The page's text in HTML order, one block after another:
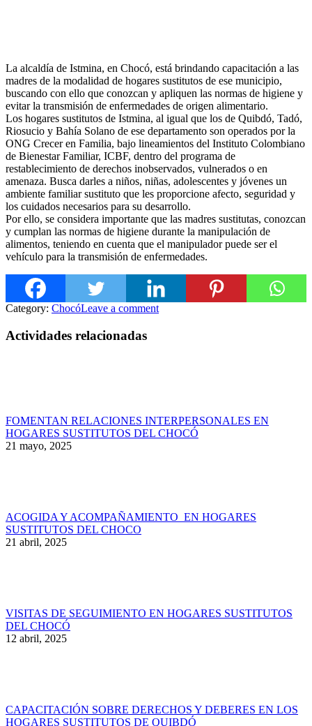
La alcaldía de Istmina, en Chocó, está brindando capacitación a las
madres de la modalidad de hogares sustitutos de ese municipio,
buscando con ello que conozcan y apliquen las normas de higiene y
evitar la transmisión de enfermedades de origen alimentario.
Los hogares sustitutos de Istmina, al igual que los de Quibdó, Tadó,
Riosucio y Bahía Solano de ese departamento son operados por la
ONG Crecer en Familia, bajo lineamientos del Instituto Colombiano
de Bienestar Familiar, ICBF, dentro del programa de
restablecimiento de derechos inobservados, vulnerados o en
amenaza. Busca darles a niños, niñas, adolescentes y jóvenes un
ambiente familiar sustituto que les proporcione afecto, seguridad y
los cuidados necesarios para su desarrollo.
Por ello, se considera importante que las madres sustitutas, conozcan
y cumplan las normas de higiene durante la manipulación de
alimentos, teniendo en cuenta que el manipulador puede ser el
vehículo para la transmisión de enfermedades.
Category: ChocóLeave a comment
Actividades relacionadas
FOMENTAN RELACIONES INTERPERSONALES EN
HOGARES SUSTITUTOS DEL CHOCÓ
21 mayo, 2025
ACOGIDA Y ACOMPAÑAMIENTO EN HOGARES
SUSTITUTOS DEL CHOCO
21 abril, 2025
VISITAS DE SEGUIMIENTO EN HOGARES SUSTITUTOS
DEL CHOCÓ
12 abril, 2025
CAPACITACIÓN SOBRE DERECHOS Y DEBERES EN LOS
HOGARES SUSTITUTOS DE QUIBDÓ